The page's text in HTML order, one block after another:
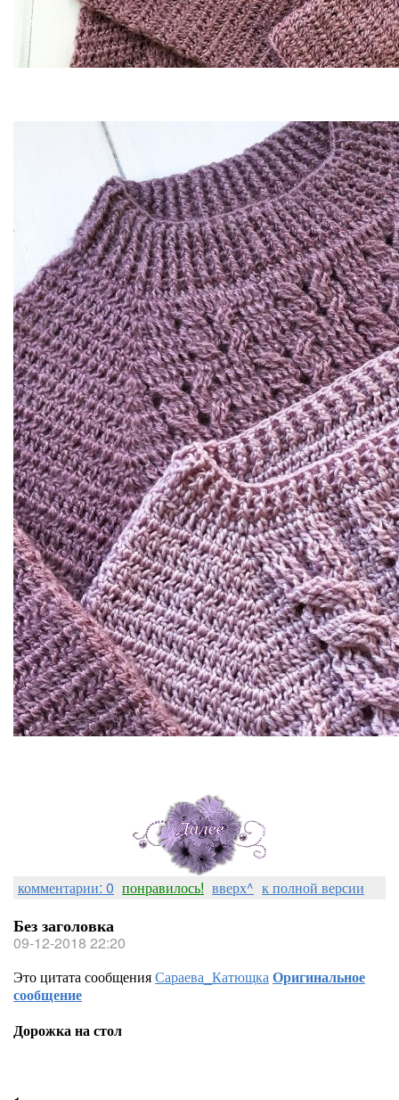
комментарии: 0 понравилось! вверх^ к полной версии
Без заголовка
09-12-2018 22:20
Это цитата сообщенияСараева_КатющкаОригинальное
сообщение
Дорожка на стол